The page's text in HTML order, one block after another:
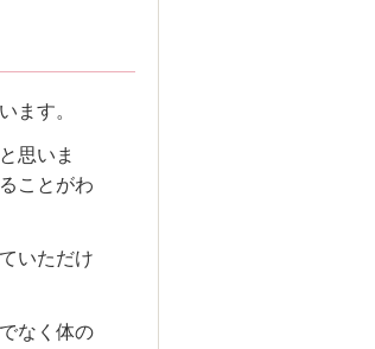
ます。
思いま
ことがわ
いただけ
なく体の